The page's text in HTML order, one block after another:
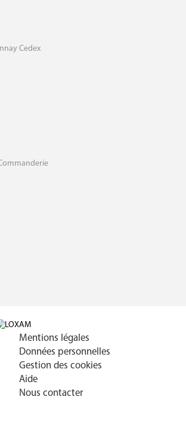
Cedex
Mentions légales
Données personnelles
Gestion des cookies
Aide
Nous contacter